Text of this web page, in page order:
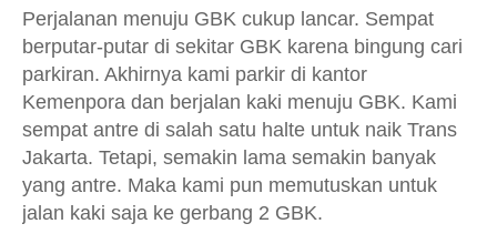
Perjalanan menuju GBK cukup lancar. Sempat
berputar-putar di sekitar GBK karena bingung cari
parkiran. Akhirnya kami parkir di kantor
Kemenpora dan berjalan kaki menuju GBK. Kami
sempat antre di salah satu halte untuk naik Trans
Jakarta. Tetapi, semakin lama semakin banyak
yang antre. Maka kami pun memutuskan untuk
jalan kaki saja ke gerbang 2 GBK.